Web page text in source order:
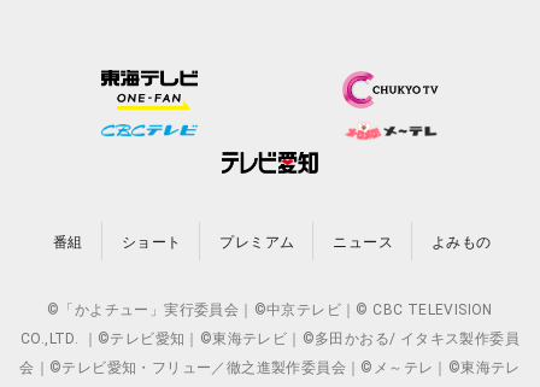
番組 ショート プレミアム ニュース よみもの
©「かよチュー」実行委員会｜©中京テレビ｜© CBC TELEVISION
CO.,LTD. ｜©テレビ愛知｜©東海テレビ｜©多田かおる/ イタキス製作委員
会｜©テレビ愛知・フリュー／徹之進製作委員会｜©メ～テレ｜©東海テレ